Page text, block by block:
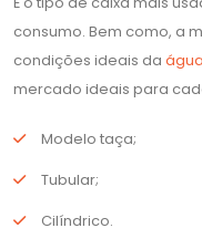
consumo. Bem como, a
condições ideais da água
mercado ideais para
Modelo taça;
Tubular;
Cilíndrico.